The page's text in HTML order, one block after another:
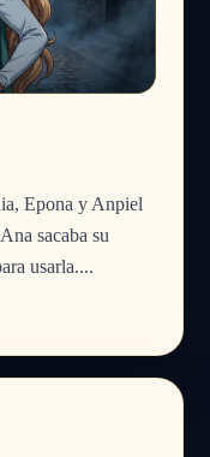
Epona y Anpiel
sacaba su
usarla....